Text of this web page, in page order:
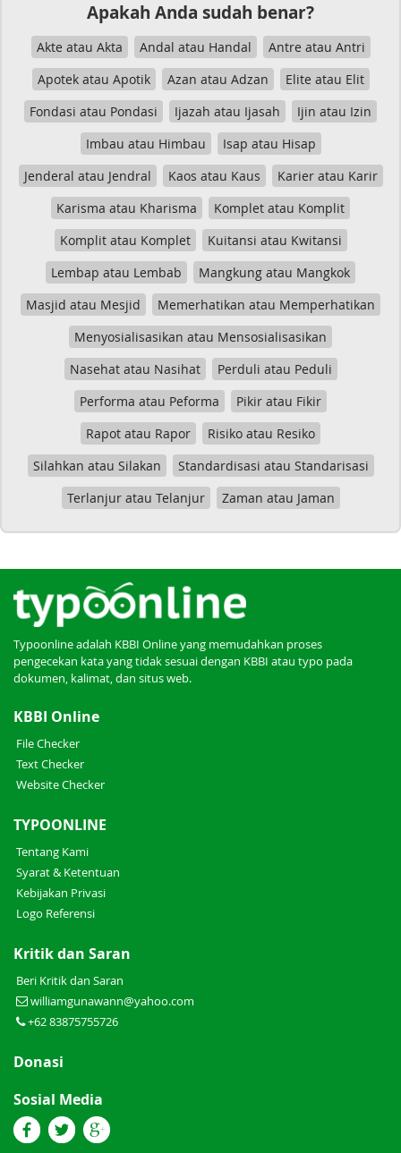
Apakah Anda sudah benar?
Akte atau Akta Andal atau Handal
Antre atau Antri
Apotek atau Apotik
Azan atau Adzan
Elite atau Elit
Fondasi atau Pondasi
Ijazah atau Ijasah
Ijin atau Izin
Imbau atau Himbau
Isap atau Hisap
Jenderal atau Jendral
Kaos atau Kaus
Karier atau Karir
Karisma atau Kharisma
Komplet atau Komplit
Komplit atau Komplet
Kuitansi atau Kwitansi
Lembap atau Lembab
Mangkung atau Mangkok
Masjid atau Mesjid
Memerhatikan atau Memperhatikan
Menyosialisasikan atau Mensosialisasikan
Nasehat atau Nasihat
Perduli atau Peduli
Performa atau Peforma
Pikir atau Fikir
Rapot atau Rapor
Risiko atau Resiko
Silahkan atau Silakan
Standardisasi atau Standarisasi
Terlanjur atau Telanjur
Zaman atau Jaman
Typoonline adalah KBBI Online yang memudahkan proses
pengecekan kata yang tidak sesuai dengan KBBI atau typo pada
dokumen, kalimat, dan situs web.
KBBI Online
File Checker
Text Checker
Website Checker
TYPOONLINE
Tentang Kami
Syarat & Ketentuan
Kebijakan Privasi
Logo Referensi
Kritik dan Saran
Beri Kritik dan Saran
williamgunawann@yahoo.com
+62 83875755726
Donasi
Sosial Media